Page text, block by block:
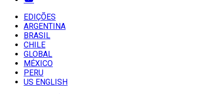
EDIÇÕES
ARGENTINA
BRASIL
CHILE
GLOBAL
MÉXICO
PERU
US ENGLISH